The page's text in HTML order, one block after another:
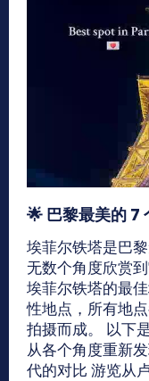
🌟 巴黎最美的 7
埃菲尔铁塔是巴
无数个角度欣赏
埃菲尔铁塔的最
性地点，所有地
拍摄而成。 以下
从各个角度重新
代的对比 游览从